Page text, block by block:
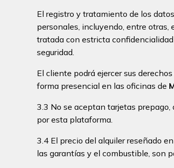
El registro y tratamiento de los
personales, incluyendo, entre otras,
tratada con estricta
seguridad.
El cliente podrá ejercer sus
forma presencial en las oficinas de
3.3 No se aceptan tarjetas
por esta plataforma.
3.4 El precio del alquiler reseñado
las garantías y el combustible, son